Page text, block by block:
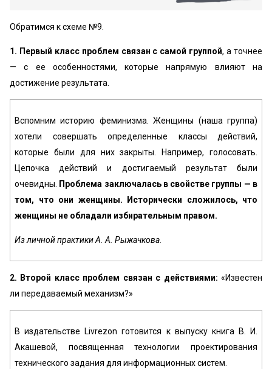
Обратимся к схеме №9.
1. Первый класс проблем связан с самой группой, а точнее
— с ее особенностями, которые напрямую влияют на
достижение результата.
Вспомним историю феминизма. Женщины (наша группа)
хотели совершать определенные классы действий,
которые были для них закрыты. Например, голосовать.
Цепочка действий и достигаемый результат были
очевидны.
Проблема заключалась в свойстве группы — в
том, что они женщины. Исторически сложилось, что
женщины не обладали избирательным правом.
Из личной практики А. А. Рыжачкова.
2. Второй класс проблем связан с действиями: «Известен
ли передаваемый механизм?»
В издательстве Livrezon готовится к выпуску книга В. И.
Акашевой, посвященная технологии проектирования
технического задания для информационных систем.